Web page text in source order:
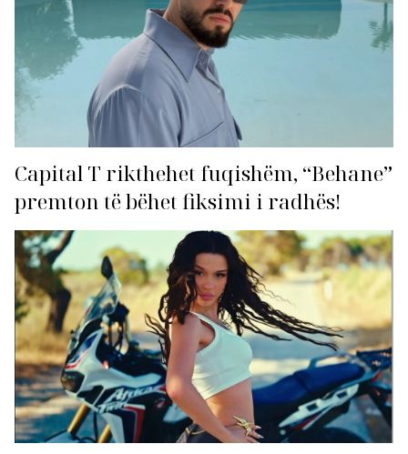
Capital T rikthehet fuqishëm, “Behane”
premton të bëhet fiksimi i radhës!